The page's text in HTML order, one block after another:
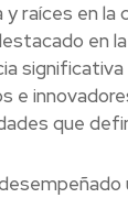
raíces en la
en
que